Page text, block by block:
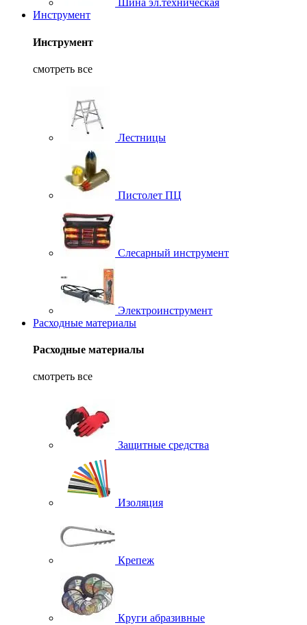
Шина эл.техническая
Инструмент
Инструмент
смотреть все
Лестницы
Пистолет ПЦ
Слесарный инструмент
Электроинструмент
Расходные материалы
Расходные материалы
смотреть все
Защитные средства
Изоляция
Крепеж
Круги абразивные